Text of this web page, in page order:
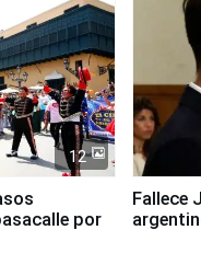
12
por
Fallece